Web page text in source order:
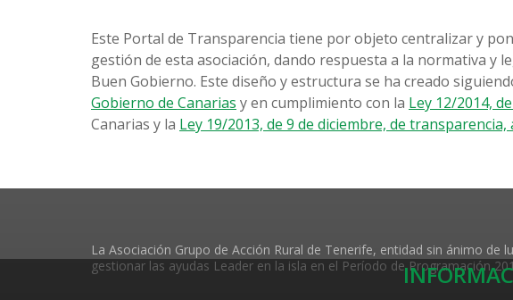
Este Portal de Transparencia tiene por objeto centralizar y
gestión de esta asociación, dando respuesta a la normativa y
Buen Gobierno. Este diseño y estructura se ha creado
Gobierno de Canarias y en cumplimiento con la Ley 12/2014,
Canarias y la Ley 19/2013, de 9 de diciembre, de
La Asociación Grupo de Acción Rural de Tenerife, entidad sin ánimo de
gestionar las ayudas Leader en la isla en el Período de Programación